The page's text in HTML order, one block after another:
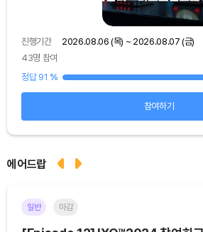
진행기간
2026.08.06 (목) ~ 2026.08.07 (금)
43명 참여
정답 91 %
참여하기
에어드랍
일반 마감